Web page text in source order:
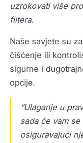
uzrokovati više
filtera.
Naše savjete su
čišćenje ili
sigurne i
opcije.
“Ulaganje u
sada će vam
osiguravajući